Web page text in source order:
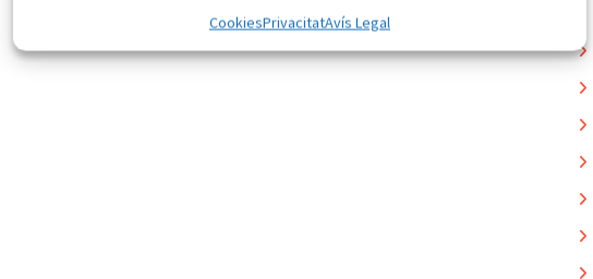
CookiesPrivacitatAvís Legal